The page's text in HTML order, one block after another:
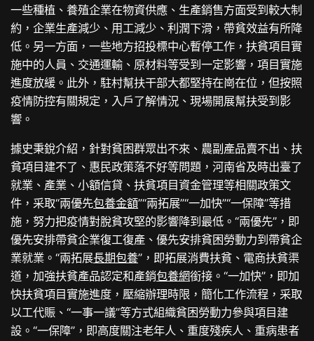
一些種植、養殖企業在物資供應、生產銷售方面受到較大制
約，企業生產減少、用工減少、利潤下滑，帶貧效益有所降
低。另一方面，一些地方招投標中心暫停工作，扶貧項目實
施中的人員、交通運輸、原材料等受到一定影響，項目實施
進度放緩。此外，駐村幫扶干部大都堅持在崗在位，但按照
疫情防控有關規定，入戶了解情況、現場開展幫扶受到影
響。
據史秉銳介紹，針對貧困群眾出不來、農副產品賣不出、扶
貧項目建不了、惠民政策落不好等問題，河南省及時出臺了
就業、產業、小額信貸、扶貧項目資金管理等相關政策文
件，采取“兩優先包養金額”“兩拓展”“一加快”“一保障”等措
施，努力把疫情對脫貧攻堅的影響降到最低。“兩優先”，即
優先安排帶貧企業復工復產、優先安排貧困勞動力到帶貧企
業就業。“兩拓展長期包養”，即拓展消費扶貧、電商扶貧渠
道，加強扶貧產品認定和產銷包養網銜接。“一加快”，即加
快扶貧項目實施進度，壓縮辦理時限，簡化工作流程，采取
以工代賑、“一事一議”等方式組織貧困勞動力參與項目建
設。“一保障”，即高度關注老年人、重度殘疾人、重病患者